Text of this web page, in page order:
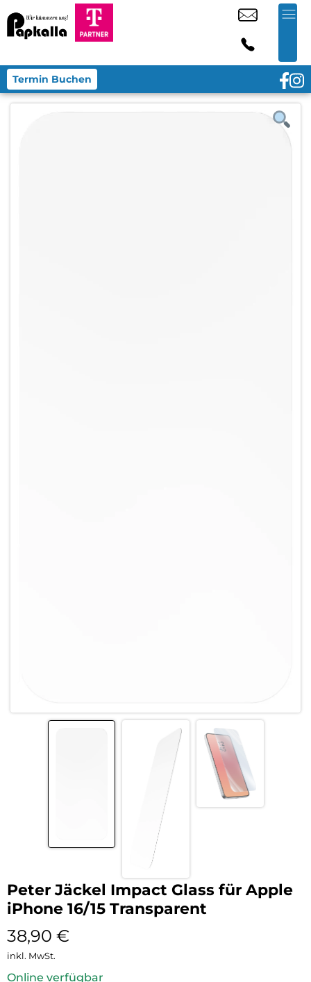
Termin Buchen
Peter Jäckel Impact Glass für Apple
iPhone 16/15 Transparent
38,90 €
inkl. MwSt.
Online verfügbar